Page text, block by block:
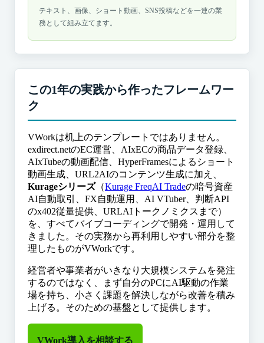
テキスト、画像、ショート動画、SNS投稿などを一連の業
務として組み立てます。
この1年の実践から作ったフレームワー
ク
VWorkは机上のテンプレートではありません。
exdirect.netのEC運営、AIxECの商品データ登録、
AIxTubeの動画配信、HyperFramesによるショート
動画生成、URL2AIのコンテンツ生成に加え、
Kurageシリーズ（Kurage FreqAI Tradeの暗号資産
AI自動取引、FX自動運用、AI VTuber、判断API
のx402従量提供、URLAIトークノミクスまで）
を、すべてバイブコーディングで開発・運用して
きました。その実務から再利用しやすい部分を整
理したものがVWorkです。
経営者や事業者がいきなり大規模システムを発注
するのではなく、まず自分のPCにAI駆動の作業
場を持ち、小さく課題を解決しながら改善を積み
上げる。そのための基盤として提供します。
VWork導入を相談する